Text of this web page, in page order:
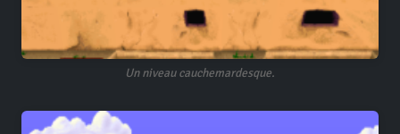
Un niveau cauchemardesque.